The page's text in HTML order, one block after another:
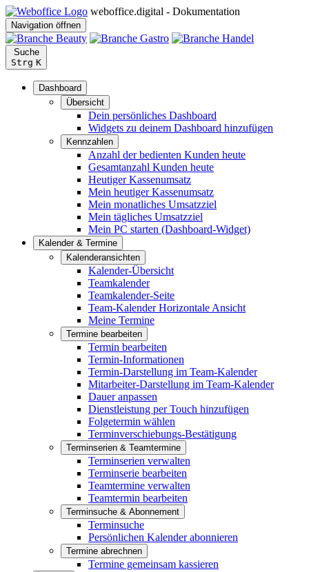
weboffice.digital - Dokumentation
Navigation öffnen
Suche
Strg K
Dashboard
Übersicht
Dein persönliches Dashboard
Widgets zu deinem Dashboard hinzufügen
Kennzahlen
Anzahl der bedienten Kunden heute
Gesamtanzahl Kunden heute
Heutiger Kassenumsatz
Mein heutiger Kassenumsatz
Mein monatliches Umsatzziel
Mein tägliches Umsatzziel
Mein PC starten (Dashboard-Widget)
Kalender & Termine
Kalenderansichten
Kalender-Übersicht
Teamkalender
Teamkalender-Seite
Team-Kalender Horizontale Ansicht
Meine Termine
Termine bearbeiten
Termin bearbeiten
Termin-Informationen
Termin-Darstellung im Team-Kalender
Mitarbeiter-Darstellung im Team-Kalender
Dauer anpassen
Dienstleistung per Touch hinzufügen
Folgetermin wählen
Terminverschiebungs-Bestätigung
Terminserien & Teamtermine
Terminserien verwalten
Terminserie bearbeiten
Teamtermine verwalten
Teamtermin bearbeiten
Terminsuche & Abonnement
Terminsuche
Persönlichen Kalender abonnieren
Termine abrechnen
Termine gemeinsam kassieren